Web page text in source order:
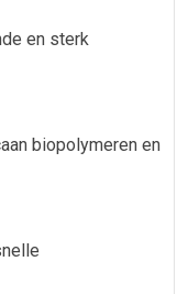
en sterk
biopolymeren en